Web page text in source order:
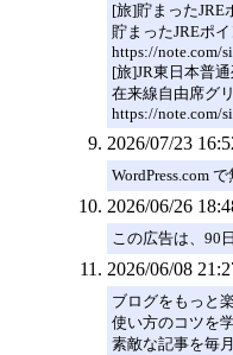
[旅]貯まったJRE
貯まったJREポ
https://note.com/
[旅]JR東日本普
在来線自由席グ
https://note.com/
2026/07/23
WordPress.com
2026/06/26
この広告は、90
2026/06/08
ブログをもっと
使い方のコツを
素敵な記事を毎